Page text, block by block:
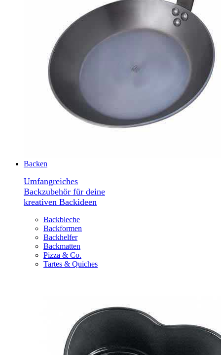
Backen
Umfangreiches
Backzubehör für deine
kreativen Backideen
Backbleche
Backformen
Backhelfer
Backmatten
Pizza & Co.
Tartes & Quiches